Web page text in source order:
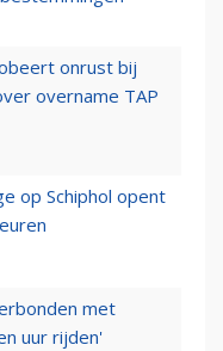
onrust bij
overname TAP
op Schiphol opent
met
uur rijden'